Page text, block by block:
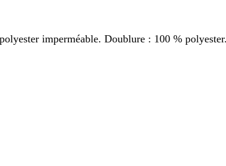
imperméable. Doublure : 100 %